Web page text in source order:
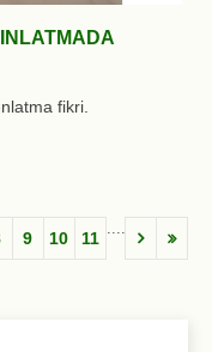
fikri.
9 10 11
....